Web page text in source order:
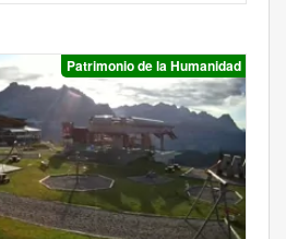
Patrimonio de la Humanidad